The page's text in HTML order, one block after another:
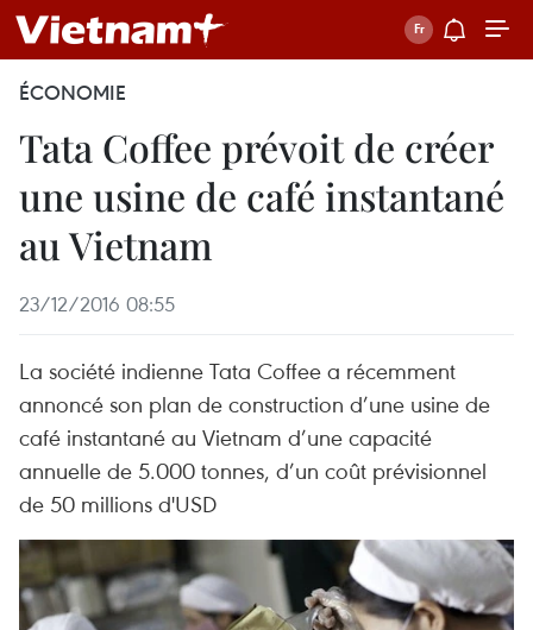
ÉCONOMIE
Tata Coffee prévoit de créer
une usine de café instantané
au Vietnam
23/12/2016 08:55
La société indienne Tata Coffee a récemment
annoncé son plan de construction d’une usine de
café instantané au Vietnam d’une capacité
annuelle de 5.000 tonnes, d’un coût prévisionnel
de 50 millions d'USD